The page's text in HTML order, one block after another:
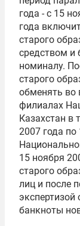
года - с 15
года
старого
средством и
номиналу.
старого
обменять во
филиалах
Казахстан в
2007 года
15 ноября
старого
лиц и после
банкноты